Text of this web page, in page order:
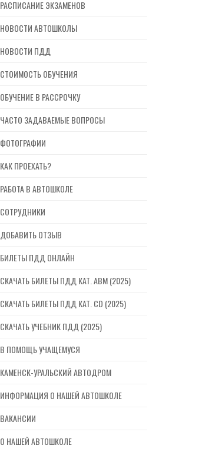
РАСПИСАНИЕ ЭКЗАМЕНОВ
НОВОСТИ АВТОШКОЛЫ
НОВОСТИ ПДД
СТОИМОСТЬ ОБУЧЕНИЯ
ОБУЧЕНИЕ В РАССРОЧКУ
ЧАСТО ЗАДАВАЕМЫЕ ВОПРОСЫ
ФОТОГРАФИИ
КАК ПРОЕХАТЬ?
РАБОТА В АВТОШКОЛЕ
СОТРУДНИКИ
ДОБАВИТЬ ОТЗЫВ
БИЛЕТЫ ПДД ОНЛАЙН
СКАЧАТЬ БИЛЕТЫ ПДД КАТ. ABM (2025)
СКАЧАТЬ БИЛЕТЫ ПДД КАТ. CD (2025)
СКАЧАТЬ УЧЕБНИК ПДД (2025)
В ПОМОЩЬ УЧАЩЕМУСЯ
КАМЕНСК-УРАЛЬСКИЙ АВТОДРОМ
ИНФОРМАЦИЯ О НАШЕЙ АВТОШКОЛЕ
ВАКАНСИИ
О НАШЕЙ АВТОШКОЛЕ